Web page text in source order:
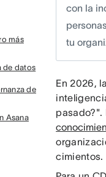
más
de datos
de
Asana
con la
tu
En 2026,
pasado?".
cimientos.